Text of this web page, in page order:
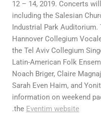
12 – 14, 2019. Concerts
including the Salesian
Industrial Park
Hannover Collegium
the Tel Aviv Collegium
Latin-American Folk
Noach Briger, Claire
Sarah Even Haim, and
information on weekend
the Eventim website
.